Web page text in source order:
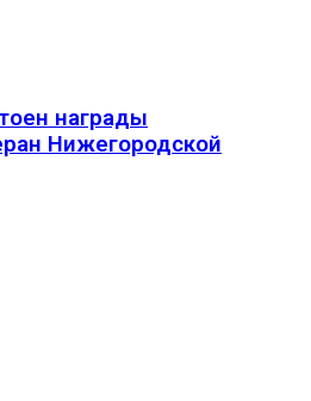
награды
Нижегородской